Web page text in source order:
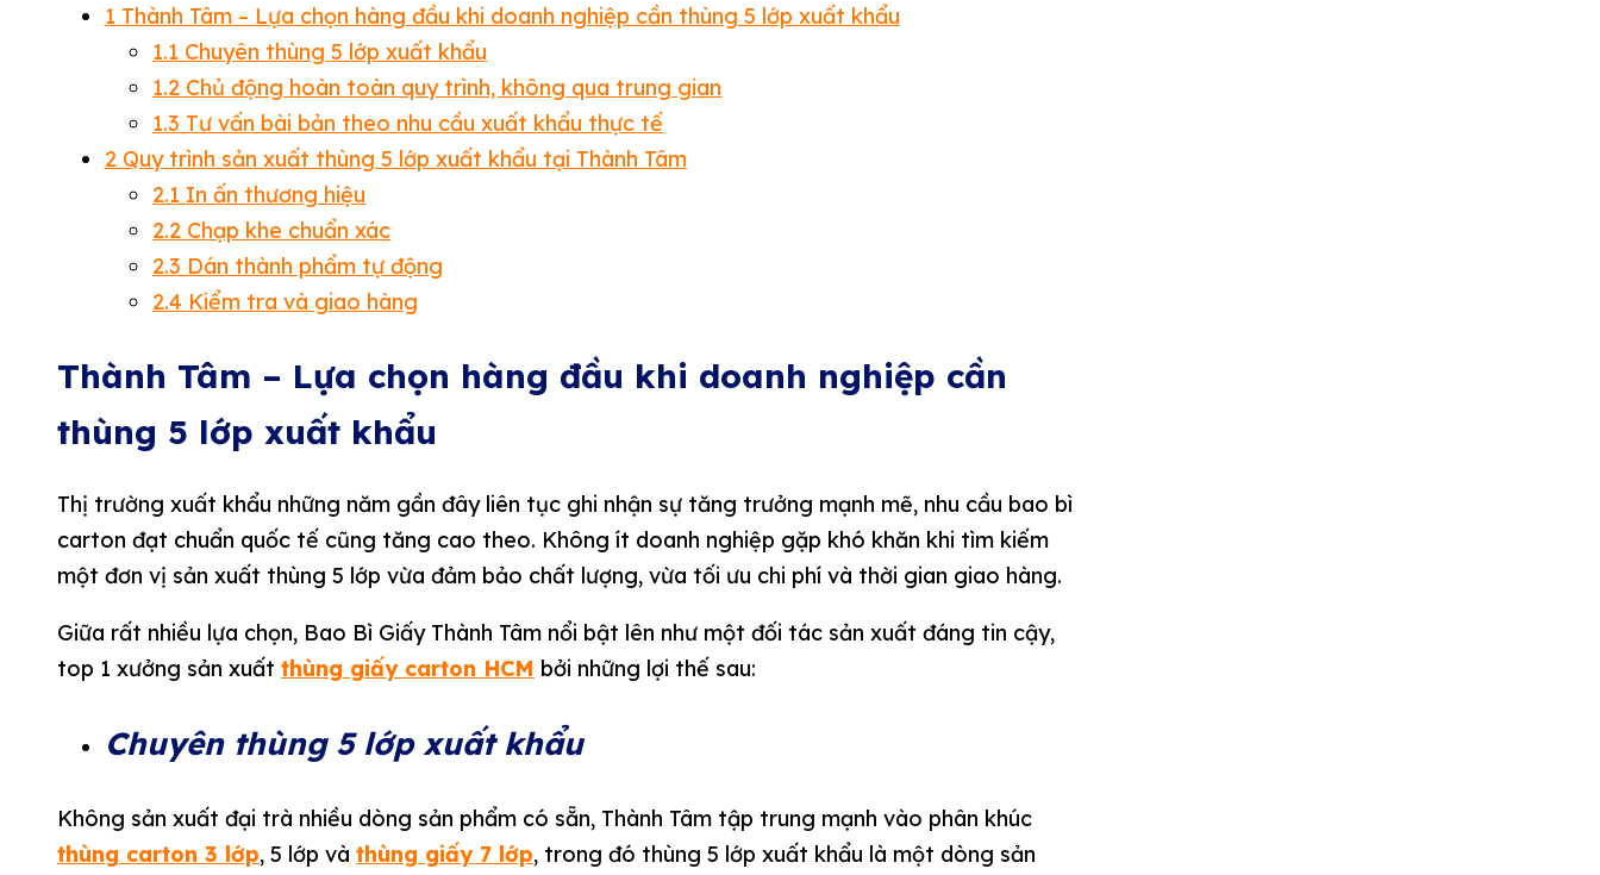
1 Thành Tâm – Lựa chọn hàng đầu khi doanh nghiệp cần thùng 5 lớp xuất khẩu
1.1 Chuyên thùng 5 lớp xuất khẩu
1.2 Chủ động hoàn toàn quy trình, không qua trung gian
1.3 Tư vấn bài bản theo nhu cầu xuất khẩu thực tế
2 Quy trình sản xuất thùng 5 lớp xuất khẩu tại Thành Tâm
2.1 In ấn thương hiệu
2.2 Chạp khe chuẩn xác
2.3 Dán thành phẩm tự động
2.4 Kiểm tra và giao hàng
Thành Tâm – Lựa chọn hàng đầu khi doanh nghiệp cần
thùng 5 lớp xuất khẩu
Thị trường xuất khẩu những năm gần đây liên tục ghi nhận sự tăng trưởng mạnh mẽ, nhu cầu bao bì
carton đạt chuẩn quốc tế cũng tăng cao theo. Không ít doanh nghiệp gặp khó khăn khi tìm kiếm
một đơn vị sản xuất thùng 5 lớp vừa đảm bảo chất lượng, vừa tối ưu chi phí và thời gian giao hàng.
Giữa rất nhiều lựa chọn, Bao Bì Giấy Thành Tâm nổi bật lên như một đối tác sản xuất đáng tin cậy,
top 1 xưởng sản xuất thùng giấy carton HCM bởi những lợi thế sau:
Chuyên thùng 5 lớp xuất khẩu
Không sản xuất đại trà nhiều dòng sản phẩm có sẵn, Thành Tâm tập trung mạnh vào phân khúc
thùng carton 3 lớp, 5 lớp và thùng giấy 7 lớp, trong đó thùng 5 lớp xuất khẩu là một dòng sản